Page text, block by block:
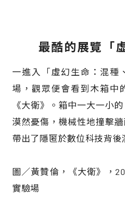
最酷的展覽「
一進入「虛幻生命：混種
場，觀眾便會看到木箱中
《大衛》。箱中一大一小
漠然憂傷，機械性地撞擊
帶出了隱匿於數位科技背後
圖／黃贊倫，《大衛》，
實驗場